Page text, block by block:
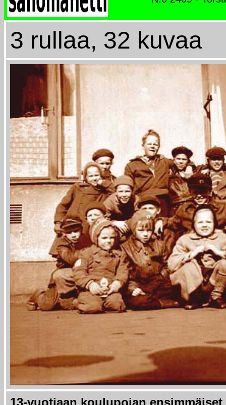
3 rullaa, 32 kuvaa
13-vuotiaan koulupojan